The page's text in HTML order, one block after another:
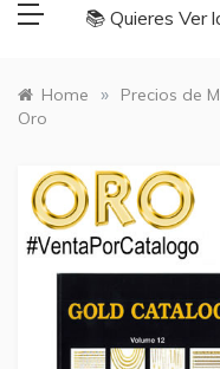
📚 Quieres Ver
Home » Precios de
Oro